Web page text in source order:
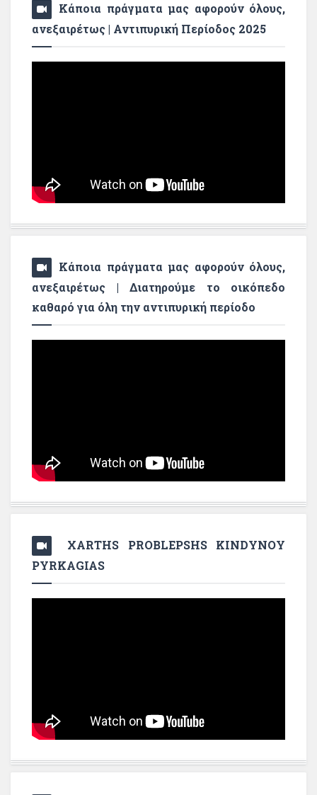
Κάποια πράγματα μας αφορούν όλους,
ανεξαιρέτως | Αντιπυρική Περίοδος 2025
Κάποια πράγματα μας αφορούν όλους,
ανεξαιρέτως | Διατηρούμε το οικόπεδο
καθαρό για όλη την αντιπυρική περίοδο
XARTHS PROBLEPSHS KINDYNOY
PYRKAGIAS